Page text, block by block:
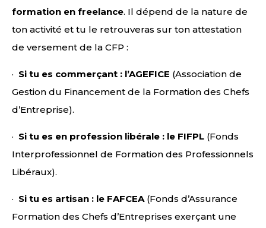
formation en freelance. Il dépend de la nature de
ton activité et tu le retrouveras sur ton attestation
de versement de la CFP :
· Si tu es commerçant : l’AGEFICE (Association de
Gestion du Financement de la Formation des Chefs
d’Entreprise).
· Si tu es en profession libérale : le FIFPL (Fonds
Interprofessionnel de Formation des Professionnels
Libéraux).
· Si tu es artisan : le FAFCEA (Fonds d’Assurance
Formation des Chefs d’Entreprises exerçant une